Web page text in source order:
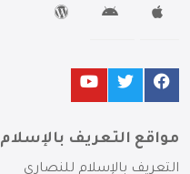
مواقع التعريف بالإسلام
التعريف بالإسلام للنصارى